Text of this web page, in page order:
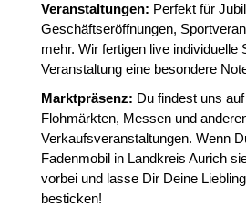
Veranstaltungen: Perfekt für
Geschäftseröffnungen,
mehr. Wir fertigen live individuelle
Veranstaltung eine besondere
Marktpräsenz: Du findest uns
Flohmärkten, Messen und
Verkaufsveranstaltungen. Wenn
Fadenmobil in Landkreis Aurich
vorbei und lasse Dir Deine
besticken!